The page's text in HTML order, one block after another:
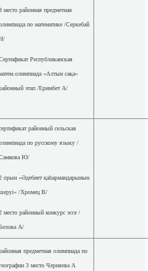
место районная предметная
по математике /Серкебай
Республиканская
«Алтын сақа»
этап /Еримбет А/
районный сельская
по русскому языку /
Ю/
орын «Әдебиет қаһармандарынын
/Хромец В/
место районный конкурс эссе /
А/
предметная олимпиада по
3 место Черняева А